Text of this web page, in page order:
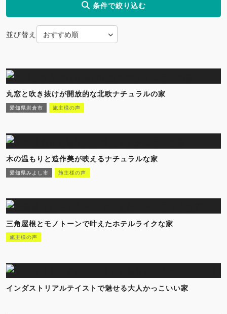
条件で絞り込む
並び替え
丸窓と吹き抜けが開放的な北欧ナチュラルの家
愛知県岩倉市 施主様の声
木の温もりと造作美が映えるナチュラルな家
愛知県みよし市 施主様の声
三角屋根とモノトーンで叶えたホテルライクな家
施主様の声
インダストリアルテイストで魅せる大人かっこいい家